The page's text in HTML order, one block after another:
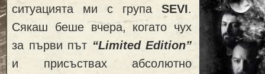
ситуацията ми с група SEVI.
Сякаш беше вчера, когато чух
за първи път “Limited Edition”
и присъствах абсолютно